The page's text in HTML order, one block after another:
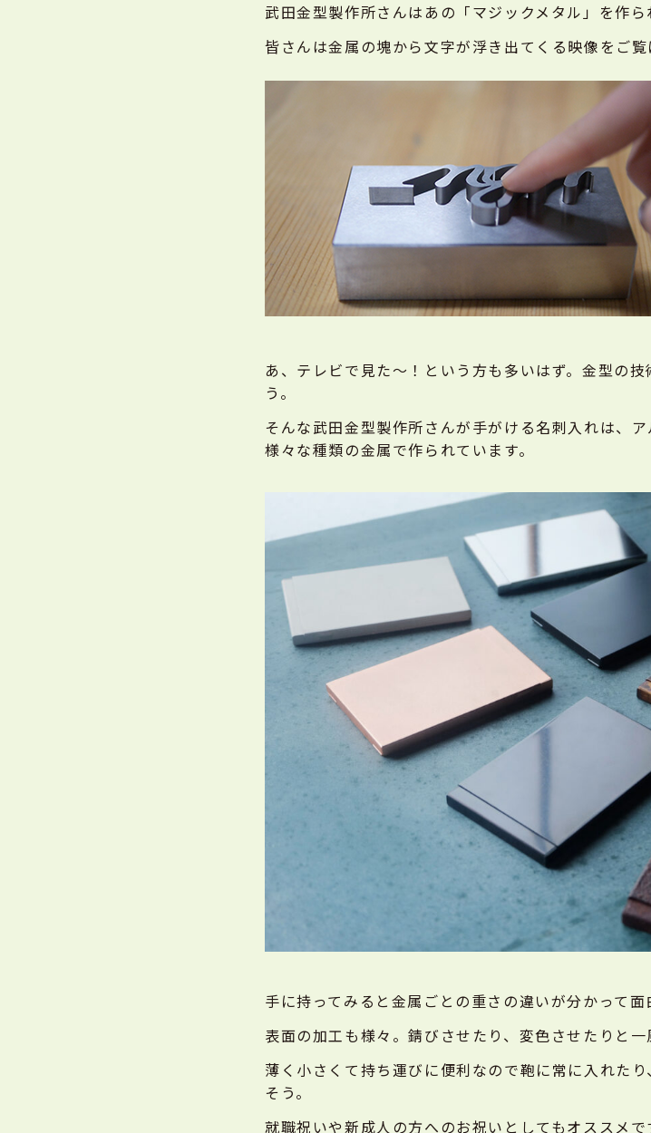
武田金型製作所さんはあの「マジックメタル」を作ら
皆さんは金属の塊から文字が浮き出てくる映像をご
あ、テレビで見た〜！という方も多いはず。金型の
う。
そんな武田金型製作所さんが手がける名刺入れは、
様々な種類の金属で作られています。
手に持ってみると金属ごとの重さの違いが分かって面
表面の加工も様々。錆びさせたり、変色させたりと一
薄く小さくて持ち運びに便利なので鞄に常に入れた
そう。
就職祝いや新成人の方へのお祝いとしてもオススメで